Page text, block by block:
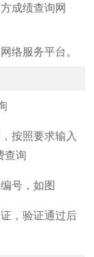
成绩查询网
络服务平台。
按照要求输入
查询
号，如图
，验证通过后